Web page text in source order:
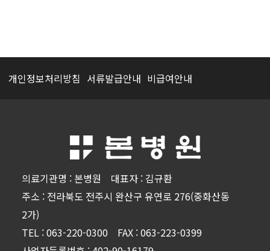
개인정보처리방침 서류발급안내 비급여안내
의료기관명 : 본병원 대표자 : 김규환
주소 : 전라북도 전주시 완산구 유연로 276(중화산동
2가)
TEL : 063-220-0300 FAX : 063-223-0399